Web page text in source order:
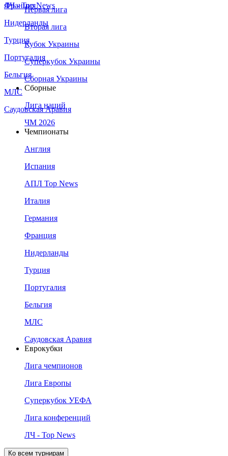
Франция
Нидерланды
Турция
Португалия
Бельгия
МЛС
Саудовская Аравия
ЛЧ - Top News
Первая лига
Вторая лига
Кубок Украины
Суперкубок Украины
Сборная Украины
Сборные
Лига наций
ЧМ 2026
Чемпионаты
Англия
Испания
АПЛ Top News
Италия
Германия
Франция
Нидерланды
Турция
Португалия
Бельгия
МЛС
Саудовская Аравия
Еврокубки
Лига чемпионов
Лига Европы
Суперкубок УЕФА
Лига конференций
ЛЧ - Top News
Ко всем турнирам